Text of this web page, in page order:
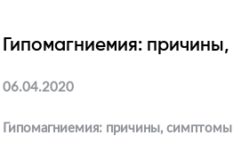
Гипомагниемия:
06.04.2020
Гипомагниемия: причины,